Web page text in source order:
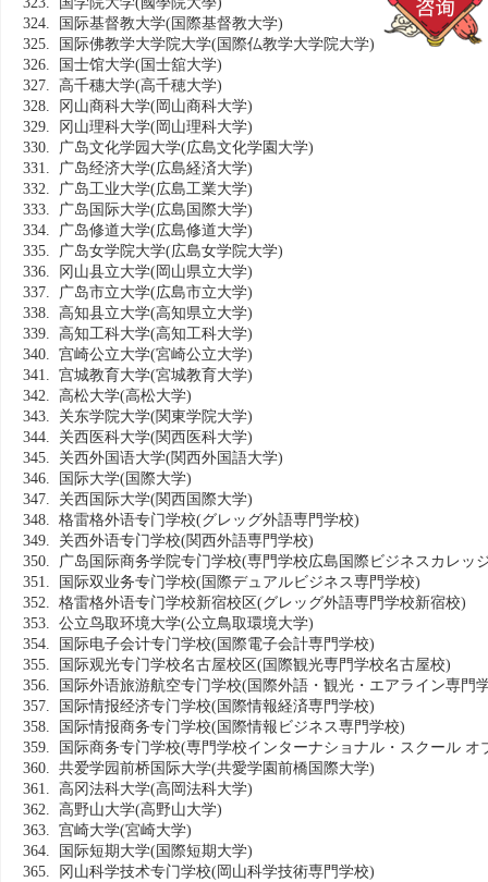
324. 国际基督教大学(国際基督教大学)
325. 国际佛教学大学院大学(国際仏教学大学院大学)
326. 国士馆大学(国士舘大学)
327. 高千穗大学(高千穂大学)
328. 冈山商科大学(岡山商科大学)
329. 冈山理科大学(岡山理科大学)
330. 广岛文化学园大学(広島文化学園大学)
331. 广岛经济大学(広島経済大学)
332. 广岛工业大学(広島工業大学)
333. 广岛国际大学(広島国際大学)
334. 广岛修道大学(広島修道大学)
335. 广岛女学院大学(広島女学院大学)
336. 冈山县立大学(岡山県立大学)
337. 广岛市立大学(広島市立大学)
338. 高知县立大学(高知県立大学)
339. 高知工科大学(高知工科大学)
340. 宫崎公立大学(宮崎公立大学)
341. 宫城教育大学(宮城教育大学)
342. 高松大学(高松大学)
343. 关东学院大学(関東学院大学)
344. 关西医科大学(関西医科大学)
345. 关西外国语大学(関西外国語大学)
346. 国际大学(国際大学)
347. 关西国际大学(関西国際大学)
348. 格雷格外语专门学校(グレッグ外語専門学校)
349. 关西外语专门学校(関西外語専門学校)
350. 广岛国际商务学院专门学校(専門学校広島国際ビジネスカレッ
351. 国际双业务专门学校(国際デュアルビジネス専門学校)
352. 格雷格外语专门学校新宿校区(グレッグ外語専門学校新宿校)
353. 公立鸟取环境大学(公立鳥取環境大学)
354. 国际电子会计专门学校(国際電子会計専門学校)
355. 国际观光专门学校名古屋校区(国際観光専門学校名古屋校)
356. 国际外语旅游航空专门学校(国際外語・観光・エアライン専門
357. 国际情报经济专门学校(国際情報経済専門学校)
358. 国际情报商务专门学校(国際情報ビジネス専門学校)
359. 国际商务专门学校(専門学校インターナショナル・スクール オ
360. 共爱学园前桥国际大学(共愛学園前橋国際大学)
361. 高冈法科大学(高岡法科大学)
362. 高野山大学(高野山大学)
363. 宫崎大学(宮崎大学)
364. 国际短期大学(国際短期大学)
365. 冈山科学技术专门学校(岡山科学技術専門学校)